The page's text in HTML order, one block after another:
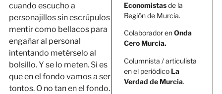
cuando escucho a
personajillos sin escrúpulos
mentir como bellacos para
engañar al personal
intentando metérselo al
bolsillo. Y se lo meten. Si es
que en el fondo vamos a ser
tontos. O no tan en el fondo.
Economistasde la
Región de Murcia.
Colaborador enOnda
Cero Murcia.
Columnista / articulista
en el periódico La
Verdad de Murcia.